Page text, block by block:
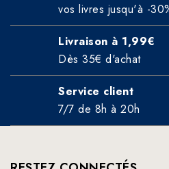
vos livres jusqu'à -
Livraison à 1,99€
Dès 35€ d'achat
Service client
7/7 de 8h à 20h